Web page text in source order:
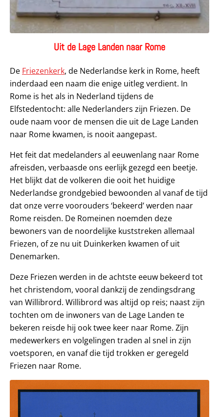
Uit de Lage Landen naar Rome
De Friezenkerk, de Nederlandse kerk in Rome, heeft
inderdaad een naam die enige uitleg verdient. In
Rome is het als in Nederland tijdens de
Elfstedentocht: alle Nederlanders zijn Friezen. De
oude naam voor de mensen die uit de Lage Landen
naar Rome kwamen, is nooit aangepast.
Het feit dat medelanders al eeuwenlang naar Rome
afreisden, verbaasde ons eerlijk gezegd een beetje.
Het blijkt dat de volkeren die ooit het huidige
Nederlandse grondgebied bewoonden al vanaf de tijd
dat onze verre voorouders ‘bekeerd’ werden naar
Rome reisden. De Romeinen noemden deze
bewoners van de noordelijke kuststreken allemaal
Friezen, of ze nu uit Duinkerken kwamen of uit
Denemarken.
Deze Friezen werden in de achtste eeuw bekeerd tot
het christendom, vooral dankzij de zendingsdrang
van Willibrord. Willibrord was altijd op reis; naast zijn
tochten om de inwoners van de Lage Landen te
bekeren reisde hij ook twee keer naar Rome. Zijn
medewerkers en volgelingen traden al snel in zijn
voetsporen, en vanaf die tijd trokken er geregeld
Friezen naar Rome.